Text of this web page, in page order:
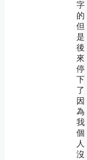
字
的
但
是
後
來
停
下
了
因
為
我
個
人
沒